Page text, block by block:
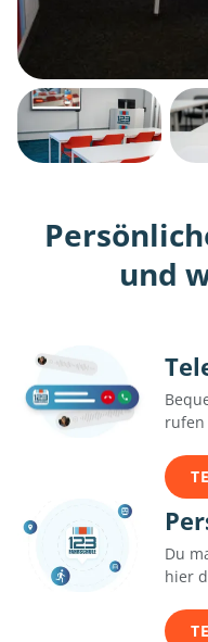
und
rufen
Du
hier